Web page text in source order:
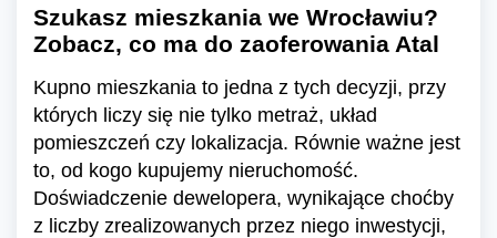
Szukasz mieszkania we Wrocławiu?
Zobacz, co ma do zaoferowania Atal
Kupno mieszkania to jedna z tych decyzji, przy
których liczy się nie tylko metraż, układ
pomieszczeń czy lokalizacja. Równie ważne jest
to, od kogo kupujemy nieruchomość.
Doświadczenie dewelopera, wynikające choćby
z liczby zrealizowanych przez niego inwestycji,